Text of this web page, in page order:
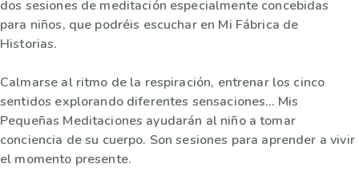
dos sesiones de meditación especialmente concebidas
para niños, que podréis escuchar en Mi Fábrica de
Historias.
Calmarse al ritmo de la respiración, entrenar los cinco
sentidos explorando diferentes sensaciones… Mis
Pequeñas Meditaciones ayudarán al niño a tomar
conciencia de su cuerpo. Son sesiones para aprender a vivir
el momento presente.